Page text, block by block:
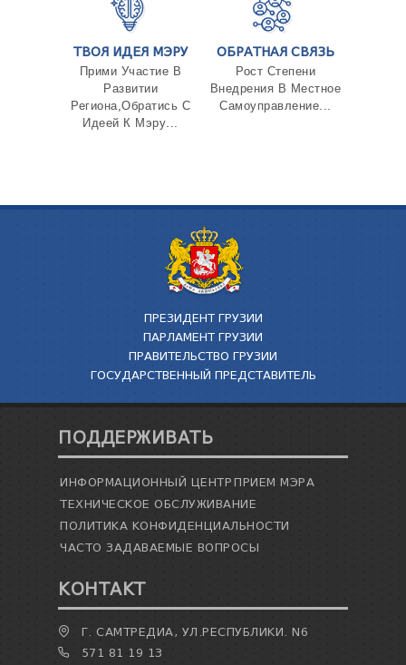
ТВОЯ ИДЕЯ МЭРУ
Прими Участие В
Развитии
Региона,Обратись С
Идеей К Мэру...
ОБРАТНАЯ СВЯЗЬ
Рост Степени
Внедрения В Местное
Самоуправление...
ПРЕЗИДЕНТ ГРУЗИИ
ПАРЛАМЕНТ ГРУЗИИ
ПРАВИТЕЛЬСТВО ГРУЗИИ
ГОСУДАРСТВЕННЫЙ ПРЕДСТАВИТЕЛЬ
ПОДДЕРЖИВАТЬ
ИНФОРМАЦИОННЫЙ ЦЕНТРПРИЕМ МЭРА
ТЕХНИЧЕСКОЕ ОБСЛУЖИВАНИЕ
ПОЛИТИКА КОНФИДЕНЦИАЛЬНОСТИ
ЧАСТО ЗАДАВАЕМЫЕ ВОПРОСЫ
КОНТАКТ
Г. САМТРЕДИА, УЛ.РЕСПУБЛИКИ. N6
571 81 19 13